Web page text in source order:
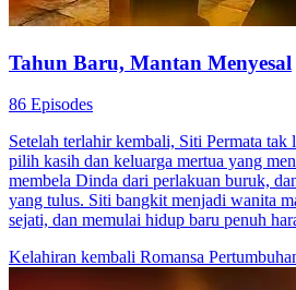
Tahun Baru, Mantan Menyesal
86 Episodes
Setelah terlahir kembali, Siti Permata
pilih kasih dan keluarga mertua yang
membela Dinda dari perlakuan buruk,
yang tulus. Siti bangkit menjadi wanita
sejati, dan memulai hidup baru penuh
Kelahiran kembali Romansa